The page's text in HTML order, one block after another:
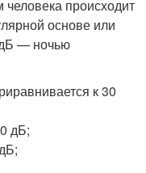
происходит
основе или
— ночью
к 30
дБ;